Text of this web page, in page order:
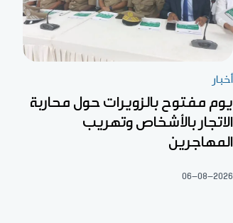
أخبار
يوم مفتوح بالزويرات حول محاربة
الاتجار بالأشخاص وتهريب
المهاجرين
06-08-2026